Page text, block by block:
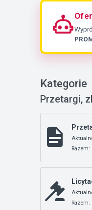
Kategorie
Przetargi,
Razem:
Razem: